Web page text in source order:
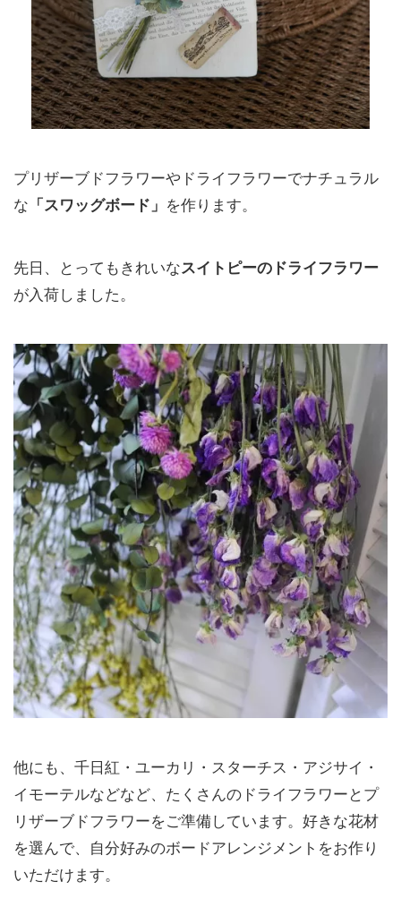
プリザーブドフラワーやドライフラワーでナチュラル
な 「スワッグボード」 を作ります。
先日、とってもきれいなスイトピーのドライフラワー
が入荷しました。
他にも、千日紅・ユーカリ・スターチス・アジサイ・
イモーテルなどなど、たくさんのドライフラワーとプ
リザーブドフラワーをご準備しています。好きな花材
を選んで、自分好みのボードアレンジメントをお作り
いただけます。